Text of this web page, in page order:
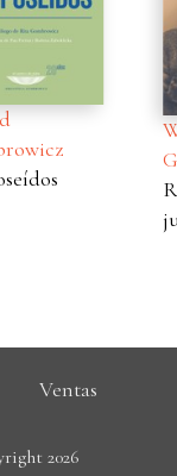
Recuerdos
Ventas
2026